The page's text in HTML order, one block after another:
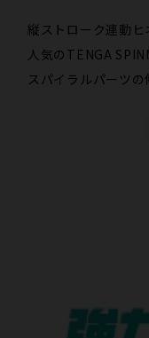
縦ストローク連動ヒ
人気のTENGA
スパイラルパーツ